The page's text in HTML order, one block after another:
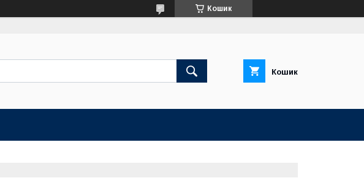
Кошик
Кошик